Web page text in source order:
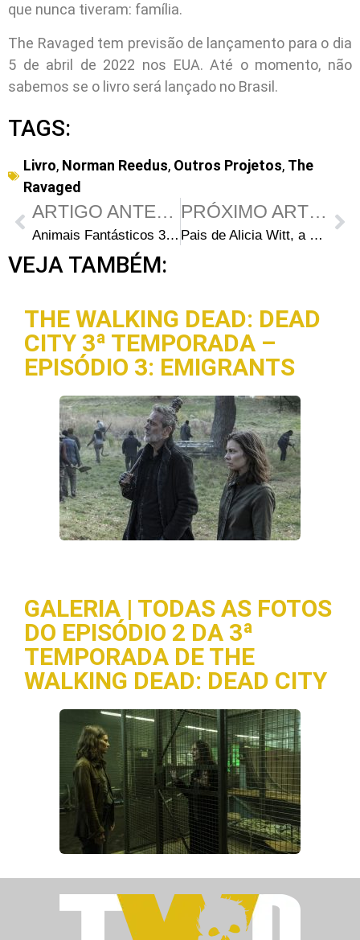
que nunca tiveram: família.
The Ravaged tem previsão de lançamento para o dia
5 de abril de 2022 nos EUA. Até o momento, não
sabemos se o livro será lançado no Brasil.
TAGS:
Livro, Norman Reedus, Outros Projetos, The
Ravaged
ARTIGO ANTERIOR
Animais Fantásticos 3 | Assista ao trailer do novo filme de Dan Fogler (Luke em The Walking Dead)
PRÓXIMO ARTIGO
Pais de Alicia Witt, a Paula de The Walking Dead, são encontrados mortos
VEJA TAMBÉM:
THE WALKING DEAD: DEAD
CITY 3ª TEMPORADA –
EPISÓDIO 3: EMIGRANTS
GALERIA | TODAS AS FOTOS
DO EPISÓDIO 2 DA 3ª
TEMPORADA DE THE
WALKING DEAD: DEAD CITY